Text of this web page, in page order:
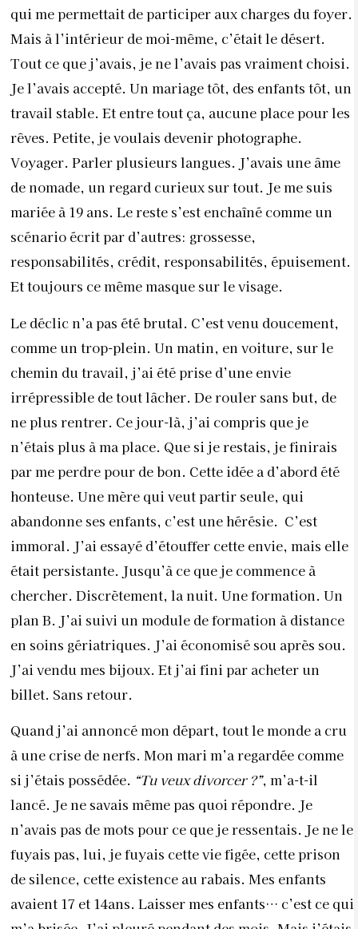
qui me permettait de participer aux charges du foyer.
Mais à l’intérieur de moi-même, c’était le désert.
Tout ce que j’avais, je ne l’avais pas vraiment choisi.
Je l’avais accepté. Un mariage tôt, des enfants tôt, un
travail stable. Et entre tout ça, aucune place pour les
rêves. Petite, je voulais devenir photographe.
Voyager. Parler plusieurs langues. J’avais une âme
de nomade, un regard curieux sur tout. Je me suis
mariée à 19 ans. Le reste s’est enchaîné comme un
scénario écrit par d’autres: grossesse,
responsabilités, crédit, responsabilités, épuisement.
Et toujours ce même masque sur le visage.
Le déclic n’a pas été brutal. C’est venu doucement,
comme un trop-plein. Un matin, en voiture, sur le
chemin du travail, j’ai été prise d’une envie
irrépressible de tout lâcher. De rouler sans but, de
ne plus rentrer. Ce jour-là, j’ai compris que je
n’étais plus à ma place. Que si je restais, je finirais
par me perdre pour de bon. Cette idée a d’abord été
honteuse. Une mère qui veut partir seule, qui
abandonne ses enfants, c’est une hérésie. C’est
immoral. J’ai essayé d’étouffer cette envie, mais elle
était persistante. Jusqu’à ce que je commence à
chercher. Discrètement, la nuit. Une formation. Un
plan B. J’ai suivi un module de formation à distance
en soins gériatriques. J’ai économisé sou après sou.
J’ai vendu mes bijoux. Et j’ai fini par acheter un
billet. Sans retour.
Quand j’ai annoncé mon départ, tout le monde a cru
à une crise de nerfs. Mon mari m’a regardée comme
si j’étais possédée. “Tu veux divorcer ?”, m’a-t-il
lancé. Je ne savais même pas quoi répondre. Je
n’avais pas de mots pour ce que je ressentais. Je ne le
fuyais pas, lui, je fuyais cette vie figée, cette prison
de silence, cette existence au rabais. Mes enfants
avaient 17 et 14ans. Laisser mes enfants… c’est ce qui